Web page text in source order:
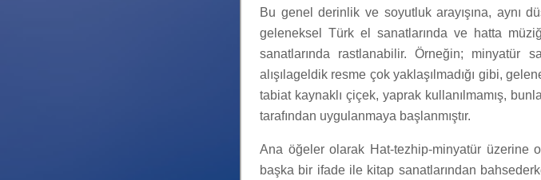
Bu genel derinlik ve soyutluk arayışına, aynı
geleneksel Türk el sanatlarında ve hatta
sanatlarında rastlanabilir. Örneğin; minyatür
alışılageldik resme çok yaklaşılmadığı gibi,
tabiat kaynaklı çiçek, yaprak kullanılmamış,
tarafından uygulanmaya başlanmıştır.
Ana öğeler olarak Hat-tezhip-minyatür üzerine
başka bir ifade ile kitap sanatlarından